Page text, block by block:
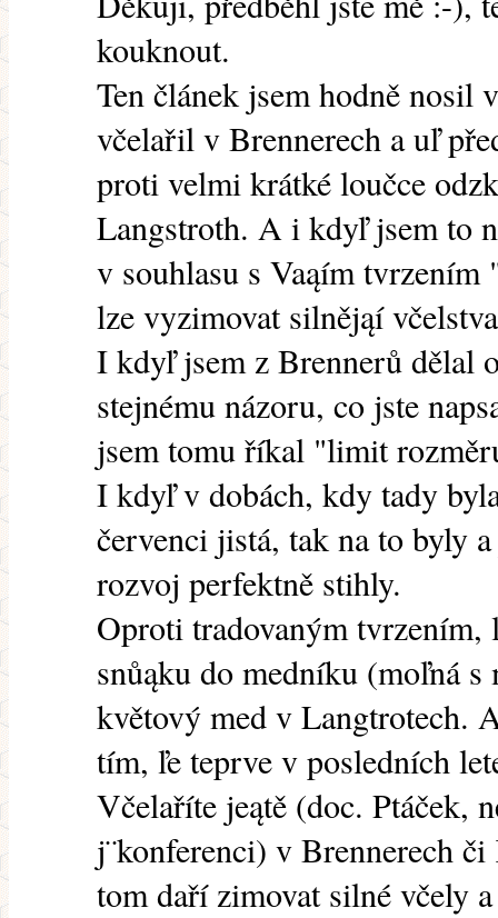
kouknout.
Ten článek jsem hodně nosil
včelařil v Brennerech a uľ
proti velmi krátké loučce
Langstroth. A i kdyľ jsem to
v souhlasu s Vaąím
lze vyzimovat silnějąí
I kdyľ jsem z Brennerů dělal
stejnému názoru, co jste
jsem tomu říkal "limit
I kdyľ v dobách, kdy tady
červenci jistá, tak na to byly
rozvoj perfektně stihly.
Oproti tradovaným
snůąku do medníku (moľná
květový med v Langtrotech.
tím, ľe teprve v posledních
Včelaříte jeątě (doc. Ptáček,
j¨konferenci) v Brennerech
tom daří zimovat silné včely